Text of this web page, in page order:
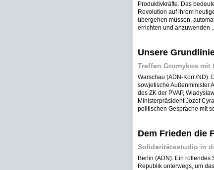
Produktivkräfte. Das
Revolution auf ihrem
übergehen müssen,
errichten und anzuwenden
Unsere
Treffen Gromykos mit
Warschau (ADN-Korr./ND).
sowjetische Außenminister
des ZK der PVAP,
Ministerpräsident Jözef
politischen Gespräche mit
Dem Frieden die
Solidaritätsstudio in
Berlin (ADN). Ein rollendes
Republik unterwegs, um